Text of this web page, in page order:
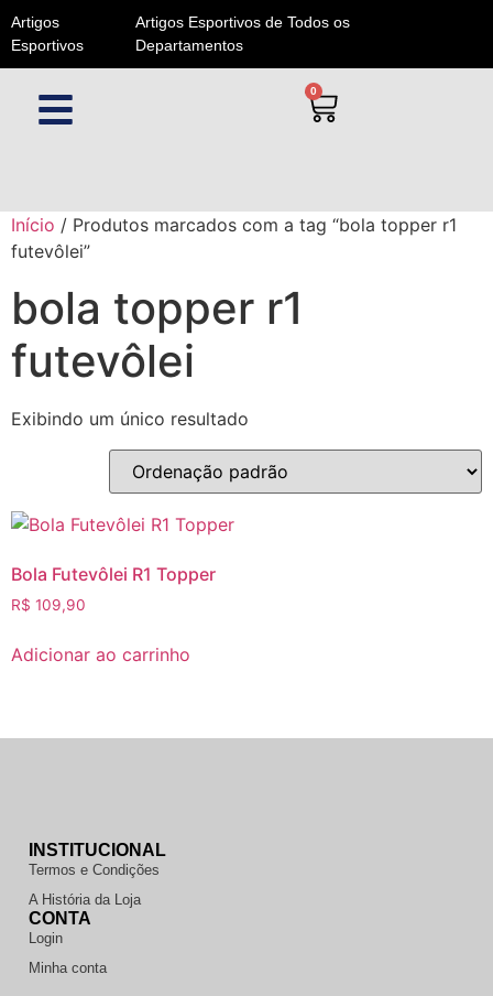
Artigos
Esportivos
Artigos Esportivos de Todos os
Departamentos
0
Início / Produtos marcados com a tag “bola topper r1
futevôlei”
bola topper r1
futevôlei
Exibindo um único resultado
Bola Futevôlei R1 Topper
R$ 109,90
Adicionar ao carrinho
INSTITUCIONAL
Termos e Condições
A História da Loja
CONTA
Login
Minha conta